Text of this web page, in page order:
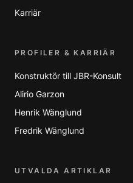
Karriär
PROFILER & KARRIÄR
Konstruktör till JBR-Konsult
Alirio Garzon
Henrik Wänglund
Fredrik Wänglund
UTVALDA ARTIKLAR